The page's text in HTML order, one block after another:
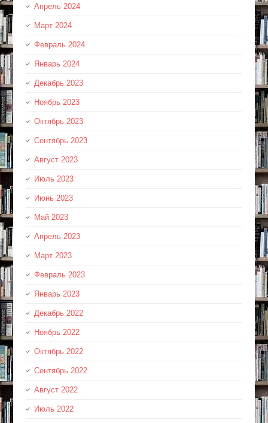
Апрель 2024
Март 2024
Февраль 2024
Январь 2024
Декабрь 2023
Ноябрь 2023
Октябрь 2023
Сентябрь 2023
Август 2023
Июль 2023
Июнь 2023
Май 2023
Апрель 2023
Март 2023
Февраль 2023
Январь 2023
Декабрь 2022
Ноябрь 2022
Октябрь 2022
Сентябрь 2022
Август 2022
Июль 2022